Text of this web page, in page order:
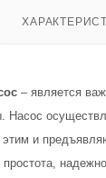
– является
Насос
и
простота,